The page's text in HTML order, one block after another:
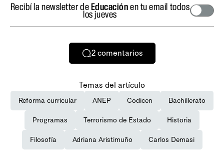
Recibí la newsletter deEducaciónen tu email todos
los jueves
2 comentarios
Temas del artículo
Reforma curricular ANEP Codicen Bachillerato
Programas Terrorismo de Estado Historia
Filosofía Adriana Aristimuño Carlos Demasi